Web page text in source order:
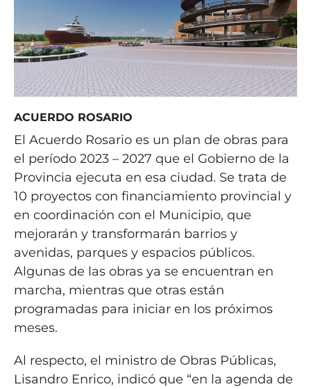
ACUERDO ROSARIO
El Acuerdo Rosario es un plan de obras para
el período 2023 – 2027 que el Gobierno de la
Provincia ejecuta en esa ciudad. Se trata de
10 proyectos con financiamiento provincial y
en coordinación con el Municipio, que
mejorarán y transformarán barrios y
avenidas, parques y espacios públicos.
Algunas de las obras ya se encuentran en
marcha, mientras que otras están
programadas para iniciar en los próximos
meses.
Al respecto, el ministro de Obras Públicas,
Lisandro Enrico, indicó que “en la agenda de